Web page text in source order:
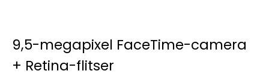
9,5-megapixel FaceTime-camera
+ Retina-flitser